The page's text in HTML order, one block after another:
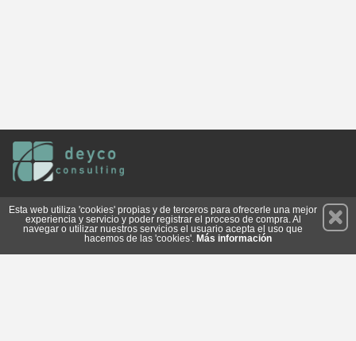
Suscríbete
Esta web utiliza 'cookies' propias y de terceros para ofrecerle una mejor
experiencia y servicio y poder registrar el proceso de compra. Al
navegar o utilizar nuestros servicios el usuario acepta el uso que
hacemos de las 'cookies'. Más información